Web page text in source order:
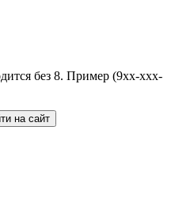
без 8. Пример (9хх-ххх-
на сайт